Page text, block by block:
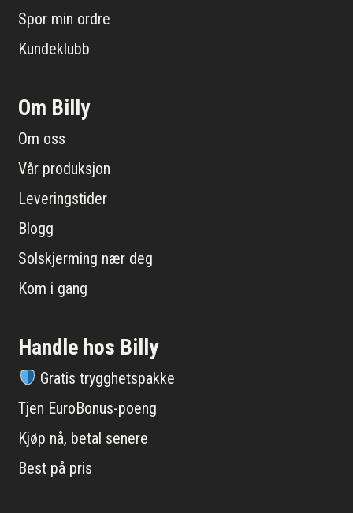
Spor min ordre
Kundeklubb
Om Billy
Om oss
Vår produksjon
Leveringstider
Blogg
Solskjerming nær deg
Kom i gang
Handle hos Billy
Gratis trygghetspakke
Tjen EuroBonus-poeng
Kjøp nå, betal senere
Best på pris